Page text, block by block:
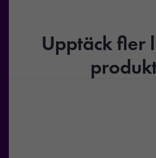
Upptäck fler